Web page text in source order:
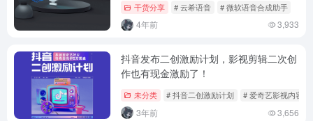
干货分享 # 云希语音 # 微软语音合成助手
4年前 3,933
抖音发布二创激励计划，影视剪辑二次创
作也有现金激励了！
未分类 # 抖音二创激励计划 # 爱奇艺影视内容精
3年前 3,656